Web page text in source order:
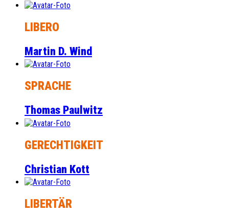
LIBERO
Martin D. Wind
SPRACHE
Thomas Paulwitz
GERECHTIGKEIT
Christian Kott
LIBERTÄR